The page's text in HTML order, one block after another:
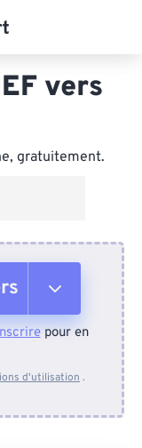
vers
gratuitement.
pour en
d'utilisation .